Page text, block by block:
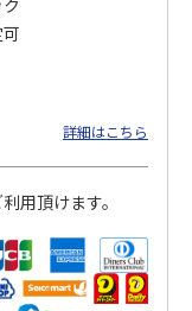
詳細はこちら
用頂けます。